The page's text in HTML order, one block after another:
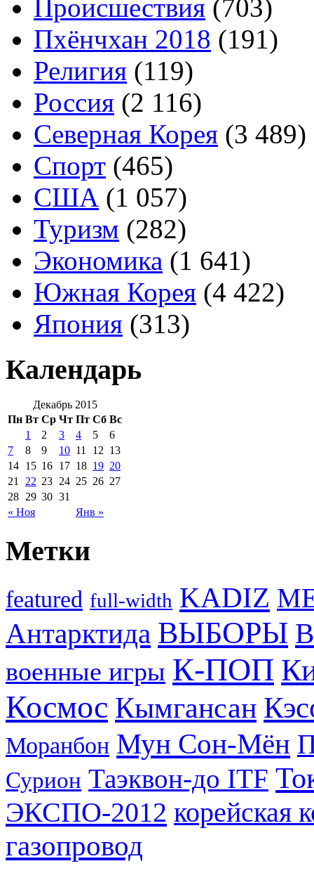
Происшествия (703)
Пхёнчхан 2018 (191)
Религия (119)
Россия (2 116)
Северная Корея (3 489)
Спорт (465)
США (1 057)
Туризм (282)
Экономика (1 641)
Южная Корея (4 422)
Япония (313)
Календарь
Декабрь 2015
Пн Вт Ср Чт Пт Сб Вс
« Ноя Янв »
1 2 3 4 5
6
7
8 9 10 11 12 13
14 15 16 17 18 19 20
21
22 23 24 25 26 27
28 29 30 31
Метки
featured full-width KADIZ
Антарктида ВЫБОРЫ
военные игры К-ПОП
Космос Кымгансан
Моранбон Мун Сон-Мён
Сурион Таэквон-до ITF
ЭКСПО-2012 корейская
газопровод